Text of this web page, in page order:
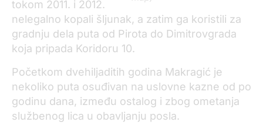
tokom 2011. i 2012.
nelegalno kopali šljunak, a zatim ga koristili za
gradnju dela puta od Pirota do Dimitrovgrada
koja pripada Koridoru 10.
Početkom dvehiljaditih godina Makragić je
nekoliko puta osuđivan na uslovne kazne od po
godinu dana, između ostalog i zbog ometanja
službenog lica u obavljanju posla.